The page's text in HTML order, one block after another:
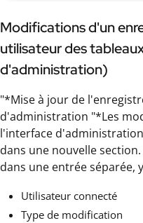
Modifications d'un
utilisateur des
d'administration)
"*Mise à jour de
d'administration "*Les
l'interface
dans une nouvelle
dans une entrée séparée,
Utilisateur connecté
Type de modification